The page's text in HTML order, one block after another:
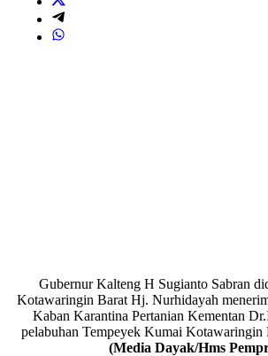
Gubernur Kalteng H Sugianto Sabran
Kotawaringin Barat Hj. Nurhidayah
Kaban Karantina Pertanian Kementan
pelabuhan Tempeyek Kumai Kotawaringin
(Media Dayak/Hms